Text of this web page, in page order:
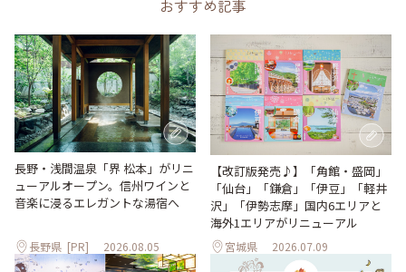
おすすめ記事
長野・浅間温泉「界 松本」がリニ
ューアルオープン。信州ワインと
音楽に浸るエレガントな湯宿へ
長野県 [PR] 2026.08.05
【改訂版発売♪】「角館・盛岡」
「仙台」「鎌倉」「伊豆」「軽井
沢」「伊勢志摩」国内6エリアと
海外1エリアがリニューアル
宮城県 2026.07.09